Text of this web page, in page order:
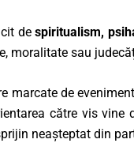
despiritualism,
moralitate sau
marcate de
către vis
neașteptat din